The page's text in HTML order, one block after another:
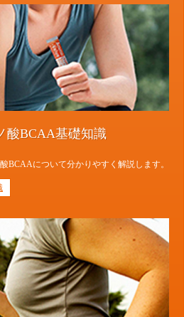
酸BCAA基礎知識
BCAAについて分かりやすく解説します。